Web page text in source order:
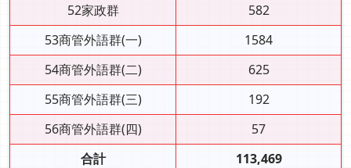
52家政群
582
53商管外語群(一)
1584
54商管外語群(二)
625
55商管外語群(三)
192
56商管外語群(四)
57
合計
113,469